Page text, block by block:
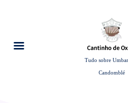
Tudo sobre
Candomblé